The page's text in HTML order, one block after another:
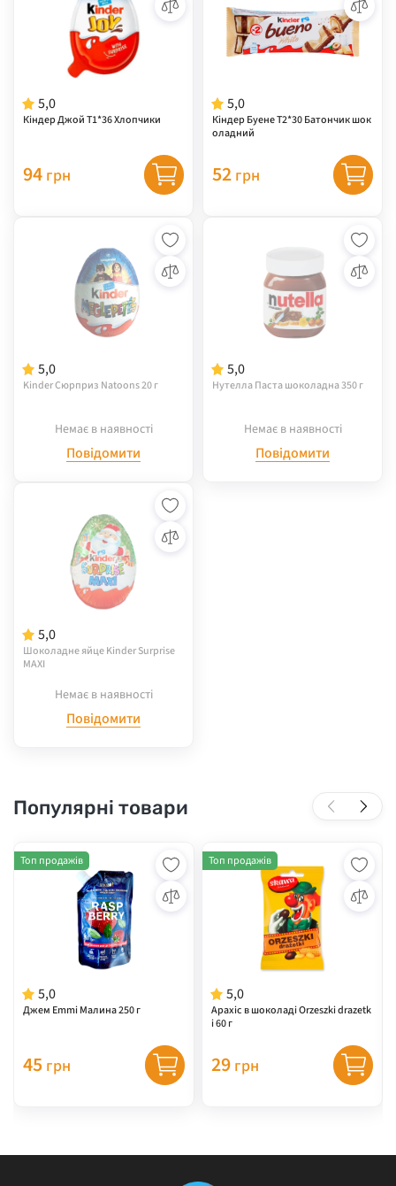
5,0
Кіндер Джой Т1*36 Хлопчики
94 грн
5,0
Кіндер Буене Т2*30 Батончик шок
оладний
52 грн
5,0
Kinder Сюрприз Natoons 20 г
Немає в наявності
Повідомити
5,0
Нутелла Паста шоколадна 350 г
Немає в наявності
Повідомити
5,0
Шоколадне яйце Kinder Surprise
MAXI
Немає в наявності
Повідомити
Популярні товари
5,0
Джем Emmi Малина 250 г
Топ продажів
45 грн
5,0
Арахіс в шоколаді Orzeszki drazetk
i 60 г
Топ продажів
29 грн